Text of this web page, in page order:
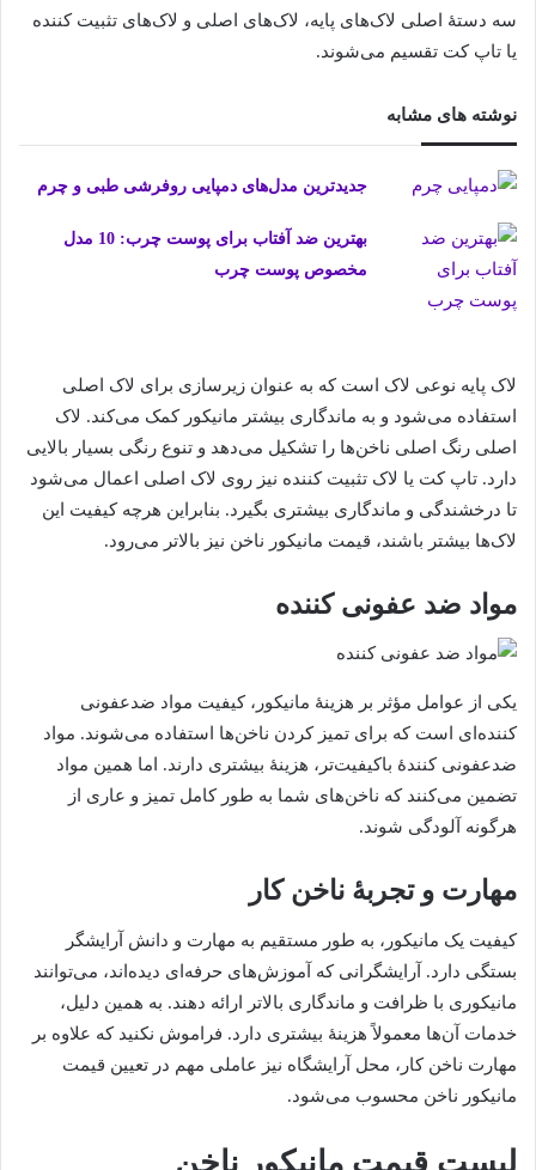
سه دستۀ اصلی لاک‌های پایه، لاک‌های اصلی و لاک‌های تثبیت کننده
یا تاپ کت تقسیم می‌شوند.
نوشته های مشابه
جدیدترین مدل‌های دمپایی روفرشی طبی و چرم
بهترین ضد آفتاب برای پوست چرب: 10 مدل
مخصوص پوست چرب
لاک پایه نوعی لاک است که به عنوان زیرسازی برای لاک اصلی
استفاده می‌شود و به ماندگاری بیشتر مانیکور کمک می‌کند. لاک
اصلی رنگ اصلی ناخن‌ها را تشکیل می‌دهد و تنوع رنگی بسیار بالایی
دارد. تاپ کت یا لاک تثبیت کننده نیز روی لاک اصلی اعمال می‌شود
تا درخشندگی و ماندگاری بیشتری بگیرد. بنابراین هرچه کیفیت این
لاک‌ها بیشتر باشند، قیمت مانیکور ناخن نیز بالاتر می‌رود.
مواد ضد عفونی کننده
یکی از عوامل مؤثر بر هزینۀ مانیکور، کیفیت مواد ضدعفونی‌
کننده‌ای است که برای تمیز کردن ناخن‌ها استفاده می‌شوند. مواد
ضدعفونی‌ کنندۀ باکیفیت‌تر، هزینۀ بیشتری دارند. اما همین مواد
تضمین می‌کنند که ناخن‌های شما به طور کامل تمیز و عاری از
هرگونه آلودگی شوند.
مهارت و تجربۀ ناخن کار
کیفیت یک مانیکور، به طور مستقیم به مهارت و دانش آرایشگر
بستگی دارد. آرایشگرانی که آموزش‌های حرفه‌ای دیده‌اند، می‌توانند
مانیکوری با ظرافت و ماندگاری بالاتر ارائه دهند. به همین دلیل،
خدمات آن‌ها معمولاً هزینۀ بیشتری دارد. فراموش نکنید که علاوه بر
مهارت ناخن کار، محل آرایشگاه نیز عاملی مهم در تعیین قیمت
مانیکور ناخن محسوب می‌شود.
لیست قیمت مانیکور ناخن